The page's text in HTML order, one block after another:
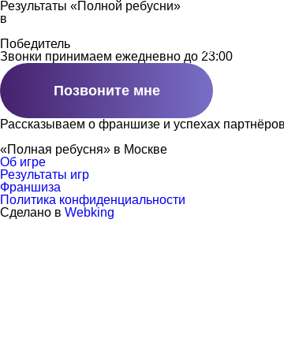
Франшиза
Результаты «Полной ребусни»
в
Победитель
Звонки принимаем ежедневно до 23:00
Позвоните мне
Рассказываем о франшизе и успехах партнёров
«Полная ребусня» в Москве
Об игре
Результаты игр
Франшиза
Политика конфиденциальности
Сделано в Webking